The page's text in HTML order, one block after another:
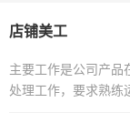
店铺美工
主要工作是公司产品
处理工作，要求熟练